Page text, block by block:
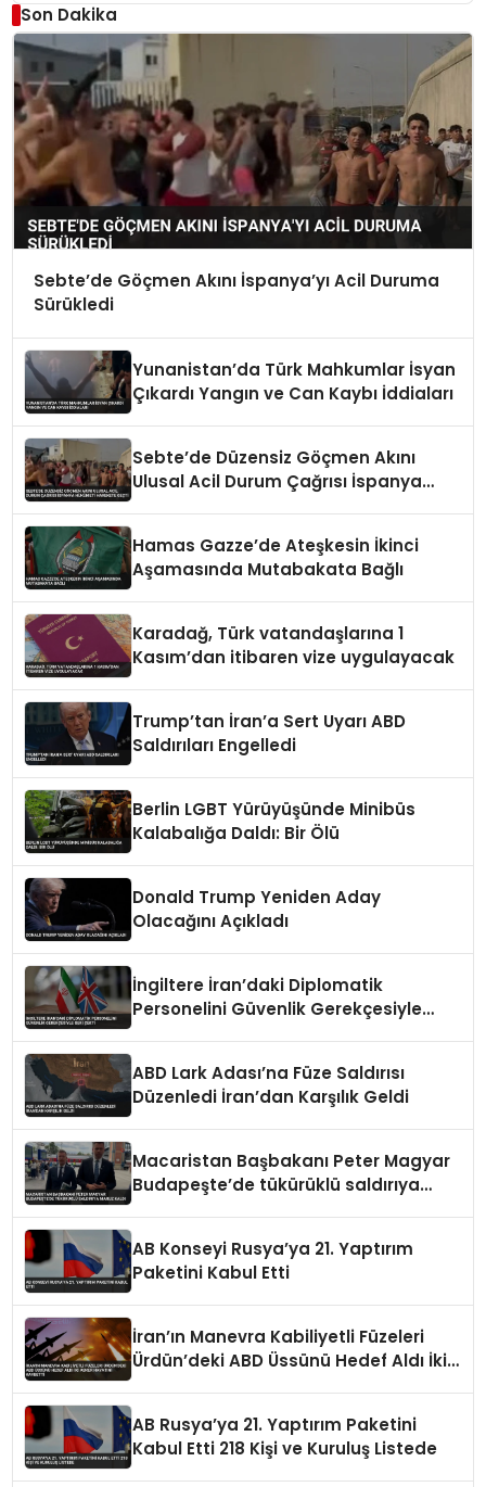
Son Dakika
Sebte’de Göçmen Akını İspanya’yı Acil Duruma
Sürükledi
Yunanistan’da Türk Mahkumlar İsyan
Çıkardı Yangın ve Can Kaybı İddiaları
Sebte’de Düzensiz Göçmen Akını
Ulusal Acil Durum Çağrısı İspanya
Hamas Gazze’de Ateşkesin İkinci
Aşamasında Mutabakata Bağlı
Karadağ, Türk vatandaşlarına 1
Kasım’dan itibaren vize uygulayacak
Trump’tan İran’a Sert Uyarı ABD
Saldırıları Engelledi
Berlin LGBT Yürüyüşünde Minibüs
Kalabalığa Daldı: Bir Ölü
Donald Trump Yeniden Aday
Olacağını Açıkladı
İngiltere İran’daki Diplomatik
Personelini Güvenlik Gerekçesiyle
ABD Lark Adası’na Füze Saldırısı
Düzenledi İran’dan Karşılık Geldi
Macaristan Başbakanı Peter Magyar
Budapeşte’de tükürüklü saldırıya
AB Konseyi Rusya’ya 21. Yaptırım
Paketini Kabul Etti
İran’ın Manevra Kabiliyetli Füzeleri
Ürdün’deki ABD Üssünü Hedef Aldı İki
AB Rusya’ya 21. Yaptırım Paketini
Kabul Etti 218 Kişi ve Kuruluş Listede